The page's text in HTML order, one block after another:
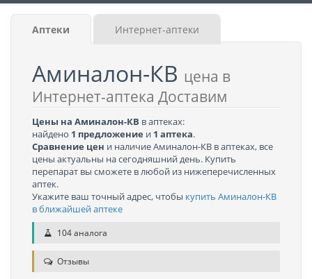
Аптеки Интернет-аптеки
Аминалон-КВ цена в
Интернет-аптека Доставим
Цены на Аминалон-КВ в аптеках:
найдено 1 предложение и 1 аптека.
Сравнение цен и наличие Аминалон-КВ в аптеках, все
цены актуальны на сегодняшний день. Купить
перепарат вы сможете в любой из нижеперечисленных
аптек.
Укажите ваш точный адрес, чтобы купить Аминалон-КВ
в ближайшей аптеке
104 аналога
Отзывы